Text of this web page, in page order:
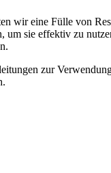
wir eine Fülle von
um sie effektiv zu
zur